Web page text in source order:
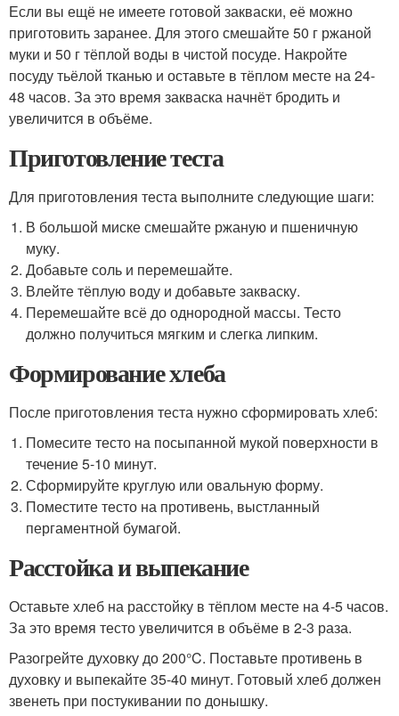
Если вы ещё не имеете готовой закваски, её можно
приготовить заранее. Для этого смешайте 50 г ржаной
муки и 50 г тёплой воды в чистой посуде. Накройте
посуду тьёлой тканью и оставьте в тёплом месте на 24-
48 часов. За это время закваска начнёт бродить и
увеличится в объёме.
Приготовление теста
Для приготовления теста выполните следующие шаги:
В большой миске смешайте ржаную и пшеничную
муку.
Добавьте соль и перемешайте.
Влейте тёплую воду и добавьте закваску.
Перемешайте всё до однородной массы. Тесто
должно получиться мягким и слегка липким.
Формирование хлеба
После приготовления теста нужно сформировать хлеб:
Помесите тесто на посыпанной мукой поверхности в
течение 5-10 минут.
Сформируйте круглую или овальную форму.
Поместите тесто на противень, выстланный
пергаментной бумагой.
Расстойка и выпекание
Оставьте хлеб на расстойку в тёплом месте на 4-5 часов.
За это время тесто увеличится в объёме в 2-3 раза.
Разогрейте духовку до 200°C. Поставьте противень в
духовку и выпекайте 35-40 минут. Готовый хлеб должен
звенеть при постукивании по донышку.